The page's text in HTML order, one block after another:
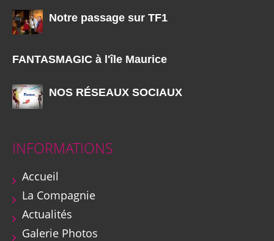
Notre passage sur TF1
FANTASMAGIC à l'île Maurice
NOS RÉSEAUX SOCIAUX
INFORMATIONS
Accueil
La Compagnie
Actualités
Galerie Photos